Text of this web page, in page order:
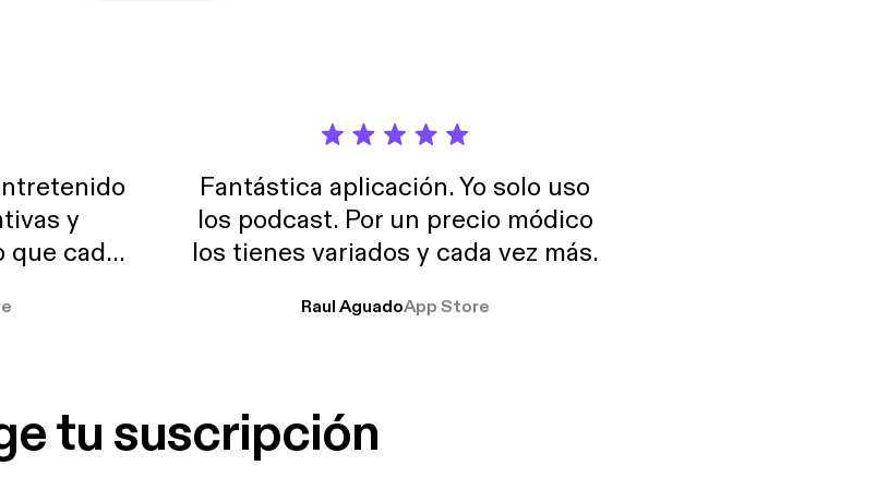
y
que cada
horas
Fantástica aplicación. Yo solo uso
los podcast. Por un precio módico
los tienes variados y cada vez más.
Raul AguadoApp Store
tu suscripción